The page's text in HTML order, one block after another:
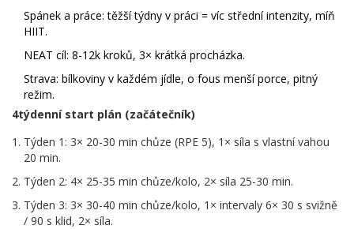
Spánek a práce: těžší týdny v práci = víc střední intenzity, míň
HIIT.
NEAT cíl: 8-12k kroků, 3× krátká procházka.
Strava: bílkoviny v každém jídle, o fous menší porce, pitný
režim.
4týdenní start plán (začátečník)
Týden 1: 3× 20-30 min chůze (RPE 5), 1× síla s vlastní vahou
20 min.
Týden 2: 4× 25-35 min chůze/kolo, 2× síla 25-30 min.
Týden 3: 3× 30-40 min chůze/kolo, 1× intervaly 6× 30 s svižně
/ 90 s klid, 2× síla.